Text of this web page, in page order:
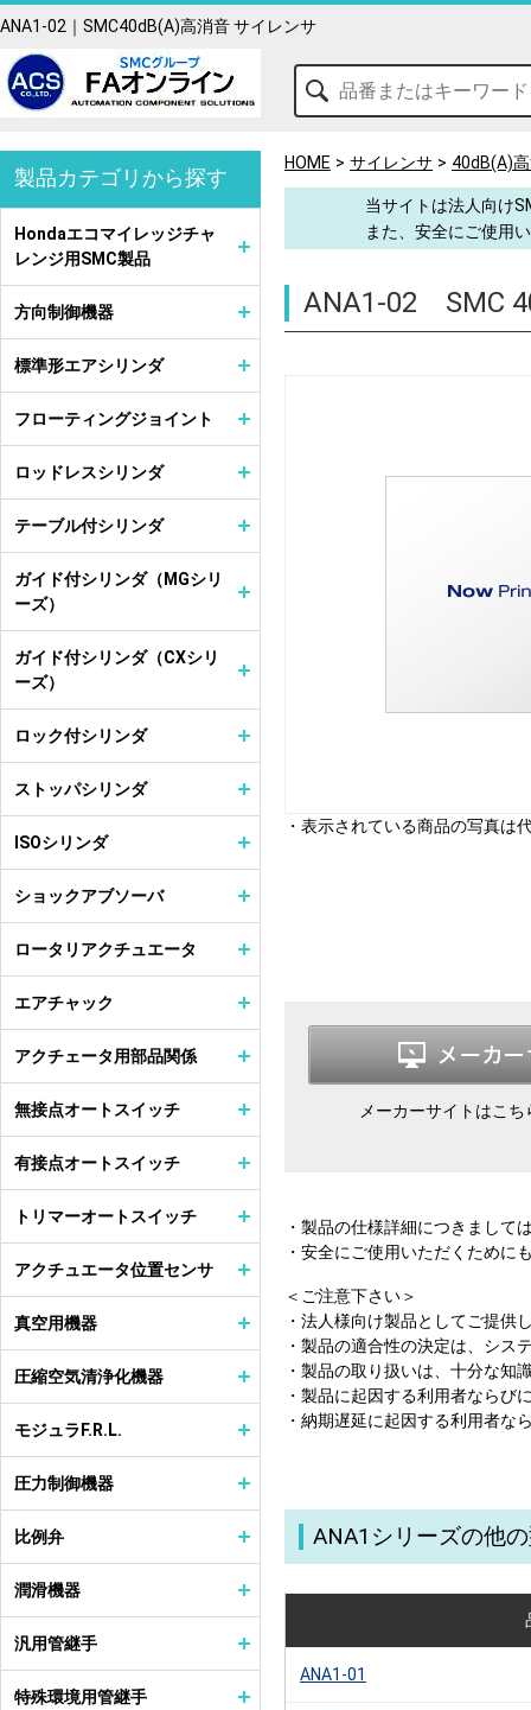
ANA1-02｜SMC40dB(A)高消音 サイレンサ
HOME サイレンサ 40dB(A)
当サイトは法人向け
また、安全にご使用
ANA1-02 SMC
・表示されている商品の写真は
メーカーサイトはこ
・製品の仕様詳細につきまして
・安全にご使用いただくために
＜ご注意下さい＞
・法人様向け製品としてご提供
・製品の適合性の決定は、シス
・製品の取り扱いは、十分な知
・製品に起因する利用者ならび
・納期遅延に起因する利用者な
ANA1シリーズの他
ANA1-01
製品カテゴリから探す
Hondaエコマイレッジチャ
レンジ用SMC製品
方向制御機器
標準形エアシリンダ
フローティングジョイント
ロッドレスシリンダ
テーブル付シリンダ
ガイド付シリンダ（MGシリ
ーズ）
ガイド付シリンダ（CXシリ
ーズ）
ロック付シリンダ
ストッパシリンダ
ISOシリンダ
ショックアブソーバ
ロータリアクチュエータ
エアチャック
アクチェータ用部品関係
無接点オートスイッチ
有接点オートスイッチ
トリマーオートスイッチ
アクチュエータ位置センサ
真空用機器
圧縮空気清浄化機器
モジュラF.R.L.
圧力制御機器
比例弁
潤滑機器
汎用管継手
特殊環境用管継手